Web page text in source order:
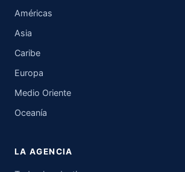
Américas
Asia
Caribe
Europa
Medio Oriente
Oceanía
LA AGENCIA